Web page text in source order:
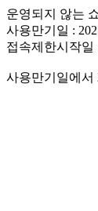
운영되지 않는
사용만기일 :
접속제한시작일
사용만기일에서